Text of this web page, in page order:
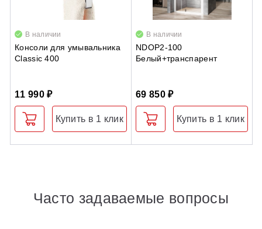
В наличии
Консоли для умывальника
Classic 400
11 990 ₽
Купить в 1 клик
В наличии
NDOP2-100
Белый+транспарент
69 850 ₽
Купить в 1 клик
Часто задаваемые вопросы